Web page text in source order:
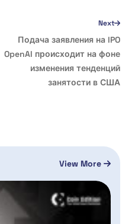
Next
Подача заявления на IPO
OpenAI происходит на фоне
изменения тенденций
занятости в США
View More